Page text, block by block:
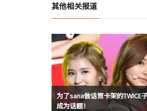
其他相关报道
为了sana做话筒卡架的TWICE
成为话题！